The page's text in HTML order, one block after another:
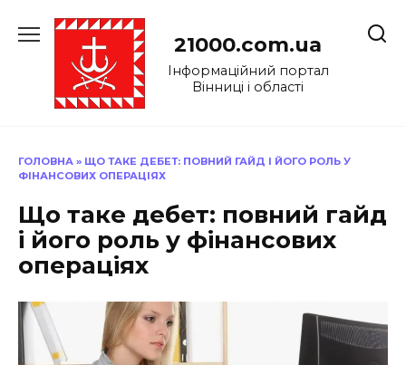
до
21000.com.ua
Інформаційний портал
Вінниці і області
ГОЛОВНА » ЩО ТАКЕ ДЕБЕТ: ПОВНИЙ ГАЙД І ЙОГО РОЛЬ У
ФІНАНСОВИХ ОПЕРАЦІЯХ
Що таке дебет: повний гайд
і його роль у фінансових
операціях